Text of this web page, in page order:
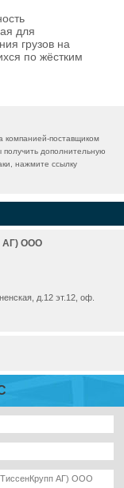
для
грузов на
по жёстким
компанией-поставщиком
дополнительную
нажмите ссылку
АГ) ООО
д.12 эт.12, оф.